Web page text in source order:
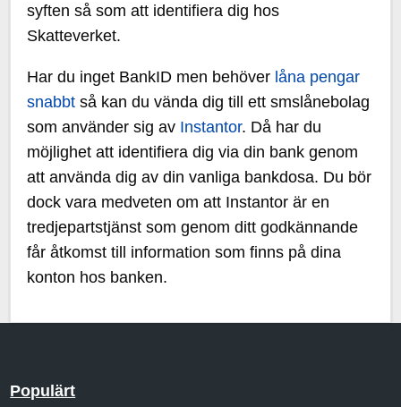
syften så som att identifiera dig hos
Skatteverket.
Har du inget BankID men behöver låna pengar
snabbt så kan du vända dig till ett smslånebolag
som använder sig av Instantor. Då har du
möjlighet att identifiera dig via din bank genom
att använda dig av din vanliga bankdosa. Du bör
dock vara medveten om att Instantor är en
tredjepartstjänst som genom ditt godkännande
får åtkomst till information som finns på dina
konton hos banken.
Populärt